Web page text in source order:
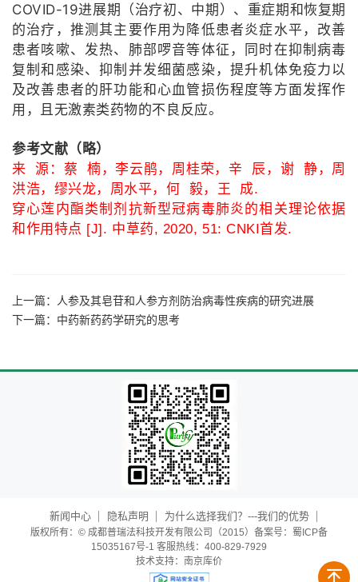
COVID-19进展期（治疗初、中期）、重症期和恢复期
的治疗，推测其主要作用为降低患者炎症水平，改善
患者咳嗽、发热、肺部啰音等体征，同时在抑制病毒
复制和感染、抑制并发细菌感染，提升机体免疫力以
及改善患者的肝功能和心血管损伤程度等方面发挥作
用，且无激素类药物的不良反应。
参考文献（略）
来 源： 蔡 楠，李云鹃，周桂荣，辛 辰，谢 静，周
洪浩，缪兴龙，周水平，何 毅，王 成.
穿心莲内酯类制剂抗新型冠病毒肺炎的相关理论依据
和作用特点 [J]. 中草药, 2020, 51: CNKI首发.
上一篇：
人参及其皂苷和人参方剂防治病毒性疾病的研究进展
下一篇： 中药新药药学研究的思考
新闻中心 隐私声明 为什么选择我们？---我们的优势
版权所有：© 成都普瑞法科技开发有限公司（2015）备案号：蜀ICP备
15035167号-1 客服热线：400-829-7929
技术支持： 南京库价